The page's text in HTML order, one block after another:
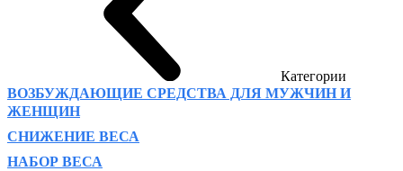
Категории
ВОЗБУЖДАЮЩИЕ СРЕДСТВА ДЛЯ МУЖЧИН И
ЖЕНЩИН
СНИЖЕНИЕ ВЕСА
НАБОР ВЕСА